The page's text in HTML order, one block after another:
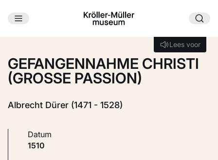
Ga naar hoofdinhoud
Lees voor
Lees voor
GEFANGENNAHME CHRISTI
(GROSSE PASSION)
Albrecht Dürer (1471 - 1528)
Datum
1510